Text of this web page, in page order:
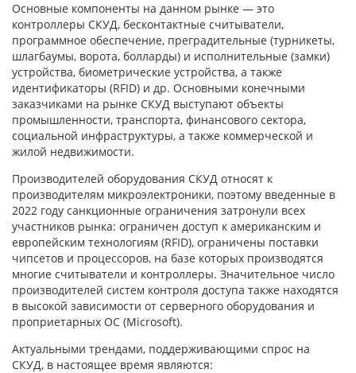
Основные компоненты на данном рынке — это
контроллеры СКУД, бесконтактные считыватели,
программное обеспечение, преградительные (турникеты,
шлагбаумы, ворота, болларды) и исполнительные (замки)
устройства, биометрические устройства, а также
идентификаторы (RFID) и др. Основными конечными
заказчиками на рынке СКУД выступают объекты
промышленности, транспорта, финансового сектора,
социальной инфраструктуры, а также коммерческой и
жилой недвижимости.
Производителей оборудования СКУД относят к
производителям микроэлектроники, поэтому введенные в
2022 году санкционные ограничения затронули всех
участников рынка: ограничен доступ к американским и
европейским технологиям (RFID), ограничены поставки
чипсетов и процессоров, на базе которых производятся
многие считыватели и контроллеры. Значительное число
производителей систем контроля доступа также находятся
в высокой зависимости от серверного оборудования и
проприетарных ОС (Microsoft).
Актуальными трендами, поддерживающими спрос на
СКУД, в настоящее время являются: